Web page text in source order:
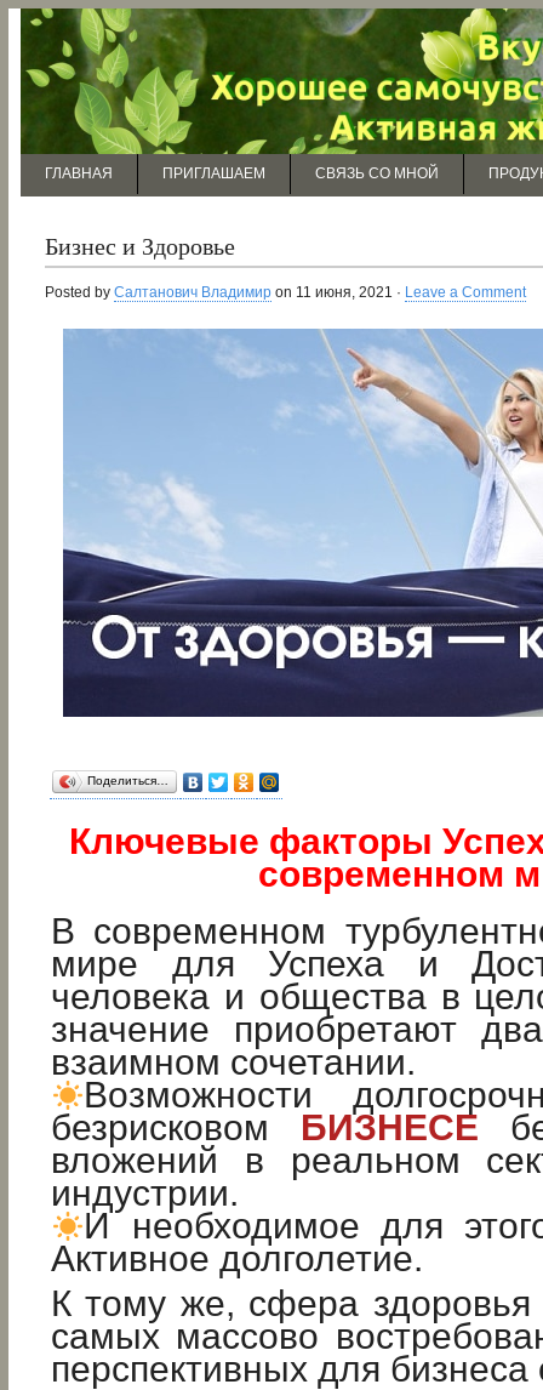
ГЛАВНАЯ ПРИГЛАШАЕМ СВЯЗЬ СО МНОЙ
Бизнес и Здоровье
Posted by Салтанович Владимир on 11 июня, 2021 · Leave a Comment
Поделиться…
Ключевые факторы
современном
В современном
мире для Успеха и
человека и общества в
значение приобретают
взаимном сочетании.
Возможности
безрисковом БИЗНЕСЕ
вложений в реальном
индустрии.
И необходимое для
Активное долголетие.
К тому же, сфера здоровья
самых массово
перспективных для бизнеса